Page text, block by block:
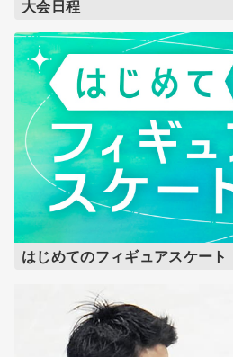
大会日程
はじめてのフィギュアスケート